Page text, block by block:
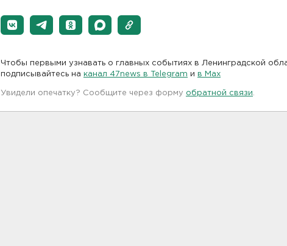
Чтобы первыми узнавать о главных событиях в Ленинградской
подписывайтесь на канал 47news в Telegram и в Maх
Увидели опечатку? Сообщите через форму обратной связи